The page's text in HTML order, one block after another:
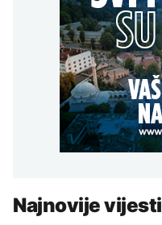
Najnovije vijesti